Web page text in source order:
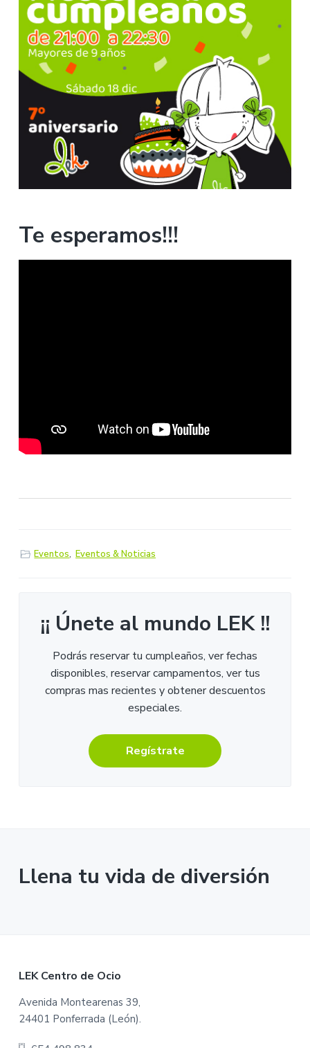
Te esperamos!!!
Eventos, Eventos & Noticias
¡¡ Únete al mundo LEK !!
Podrás reservar tu cumpleaños, ver fechas
disponibles, reservar campamentos, ver tus
compras mas recientes y obtener descuentos
especiales.
Regístrate
Llena tu vida de diversión
LEK Centro de Ocio
Avenida Montearenas 39,
24401 Ponferrada (León).